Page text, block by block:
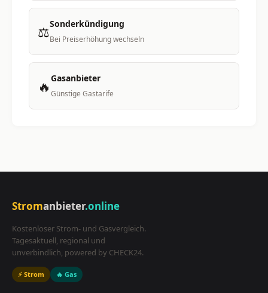
⚖️Sonderkündigung
Bei Preiserhöhung wechseln
🔥 Gasanbieter
Günstige Gastarife
Stromanbieter.online
Kostenloser Strom- und Gasvergleich.
Tagesaktuell, regional und
unverbindlich, powered by CHECK24.
⚡ Strom 🔥 Gas